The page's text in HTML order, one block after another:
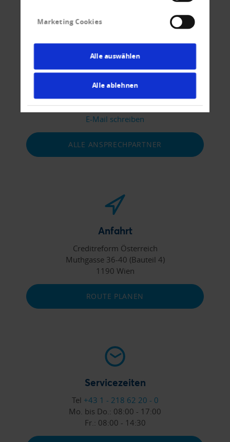
Marketing Cookies
Alle auswählen
Alle ablehnen
Tel+43 1 - 218 62 20 - 0
Fax+43 1 - 218 62 20 - 199
E-Mail schreiben
ALLE ANSPRECHPARTNER
Anfahrt
Creditreform Österreich
Muthgasse 36-40 (Bauteil 4)
1190 Wien
ROUTE PLANEN
Servicezeiten
Tel +43 1 - 218 62 20 - 0
Mo. bis Do.: 08:00 - 17:00
Fr.: 08:00 - 14:30